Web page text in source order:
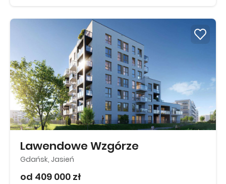
Lawendowe Wzgórze
Gdańsk, Jasień
od 409 000 zł